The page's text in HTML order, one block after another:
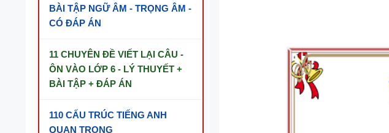
BÀI TẬP NGỮ ÂM - TRỌNG ÂM -
CÓ ĐÁP ÁN
11 CHUYÊN ĐỀ VIẾT LẠI CÂU -
ÔN VÀO LỚP 6 - LÝ THUYẾT +
BÀI TẬP + ĐÁP ÁN
110 CẤU TRÚC TIẾNG ANH
QUAN TRỌNG